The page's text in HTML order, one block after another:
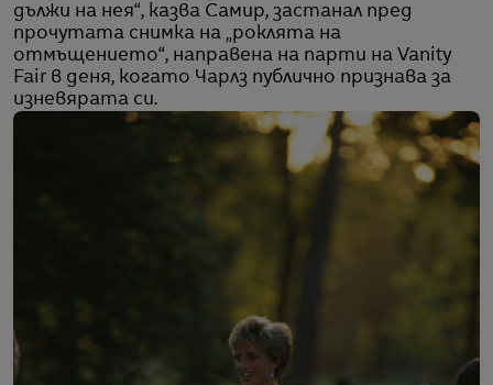
дължи на нея“, казва Самир, застанал пред
прочутата снимка на „роклята на
отмъщението“, направена на парти на Vanity
Fair в деня, когато Чарлз публично признава за
изневярата си.